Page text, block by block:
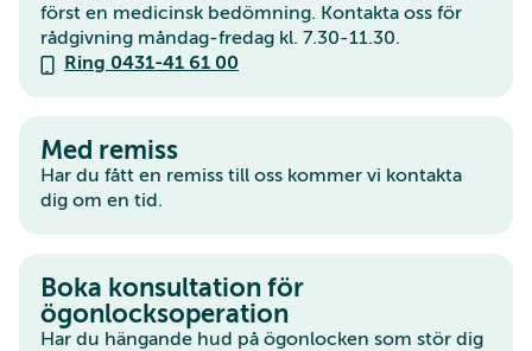
först en medicinsk bedömning. Kontakta oss för
rådgivning måndag-fredag kl. 7.30-11.30.
Ring 0431-41 61 00
Med remiss
Har du fått en remiss till oss kommer vi kontakta
dig om en tid.
Boka konsultation för
ögonlocksoperation
Har du hängande hud på ögonlocken som stör dig